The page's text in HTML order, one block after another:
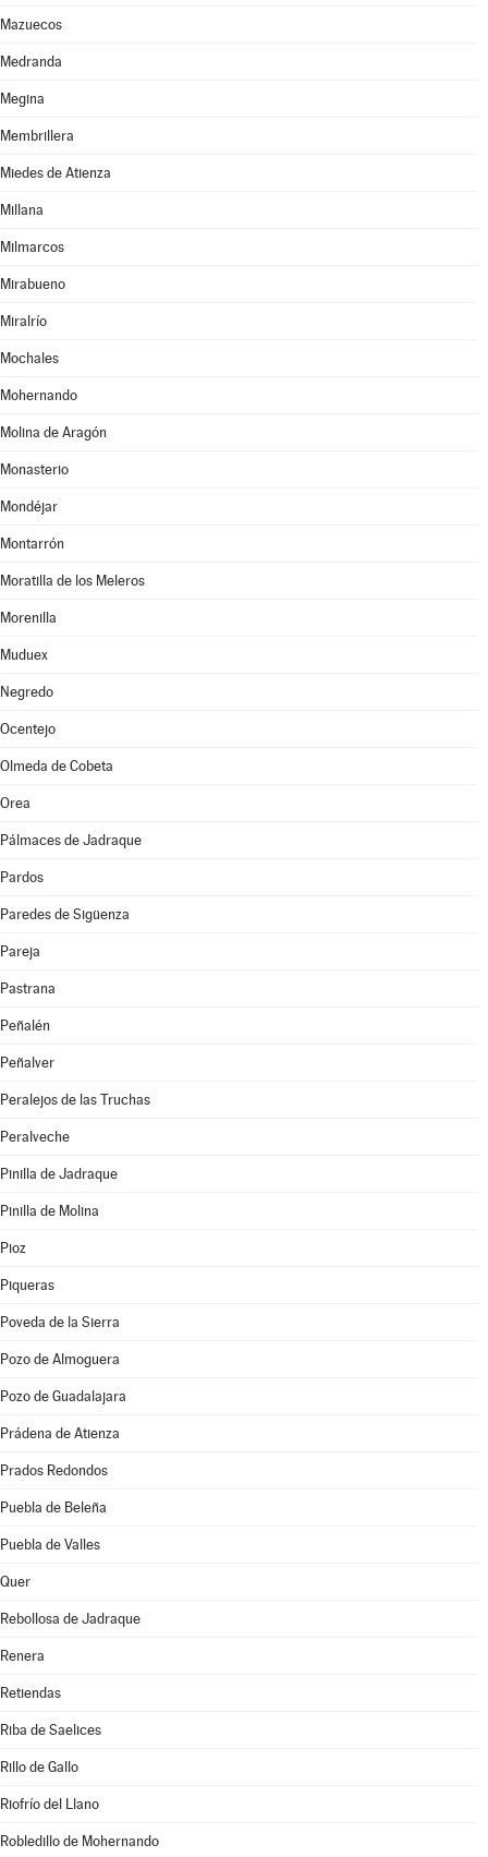
Mazuecos
Medranda
Megina
Membrillera
Miedes de Atienza
Millana
Milmarcos
Mirabueno
Miralrío
Mochales
Mohernando
Molina de Aragón
Monasterio
Mondéjar
Montarrón
Moratilla de los Meleros
Morenilla
Muduex
Negredo
Ocentejo
Olmeda de Cobeta
Orea
Pálmaces de Jadraque
Pardos
Paredes de Sigüenza
Pareja
Pastrana
Peñalén
Peñalver
Peralejos de las Truchas
Peralveche
Pinilla de Jadraque
Pinilla de Molina
Pioz
Piqueras
Poveda de la Sierra
Pozo de Almoguera
Pozo de Guadalajara
Prádena de Atienza
Prados Redondos
Puebla de Beleña
Puebla de Valles
Quer
Rebollosa de Jadraque
Renera
Retiendas
Riba de Saelices
Rillo de Gallo
Riofrío del Llano
Robledillo de Mohernando